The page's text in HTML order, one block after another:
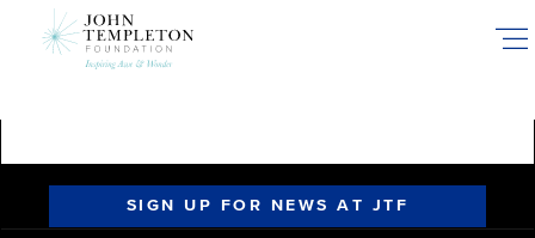
SIGN UP FOR NEWS AT JTF